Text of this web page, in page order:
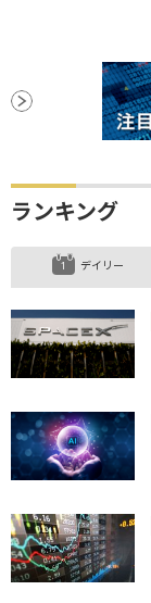
ランキング
デイリー